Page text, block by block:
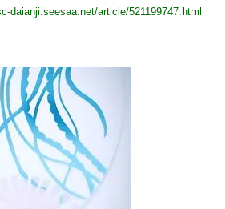
daianji.seesaa.net/article/521199747.html